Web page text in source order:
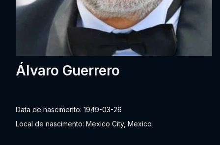
Álvaro Guerrero
Data de nascimento: 1949-03-26
Local de nascimento: Mexico City, Mexico